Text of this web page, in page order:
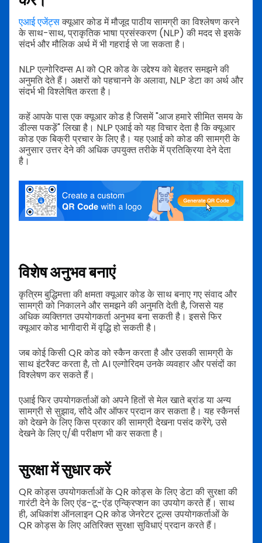
एआई एजेंट्सक्यूआर कोड में मौजूद पाठीय सामग्री का विश्लेषण करने
के साथ-साथ, प्राकृतिक भाषा प्रसंस्करण (NLP) की मदद से इसके
संदर्भ और मौलिक अर्थ में भी गहराई से जा सकता है।
NLP एल्गोरिदम्स AI को QR कोड के उद्देश्य को बेहतर समझने की
अनुमति देते हैं। अक्षरों को पहचानने के अलावा, NLP डेटा का अर्थ और
संदर्भ भी विश्लेषित करता है।
कहें आपके पास एक क्यूआर कोड है जिसमें "आज हमारे सीमित समय के
डील्स पकड़ें" लिखा है। NLP एआई को यह विचार देता है कि क्यूआर
कोड एक बिक्री प्रचार के लिए है। यह एआई को कोड की सामग्री के
अनुसार उत्तर देने की अधिक उपयुक्त तरीके में प्रतिक्रिया देने देता
है।
विशेष अनुभव बनाएं
कृत्रिम बुद्धिमत्ता की क्षमता क्यूआर कोड के साथ बनाए गए संवाद और
सामग्री को निकालने और समझने की अनुमति देती है, जिससे यह
अधिक व्यक्तिगत उपयोगकर्ता अनुभव बना सकती है। इससे फिर
क्यूआर कोड भागीदारी में वृद्धि हो सकती है।
जब कोई किसी QR कोड को स्कैन करता है और उसकी सामग्री के
साथ इंटरैक्ट करता है, तो AI एल्गोरिदम उनके व्यवहार और पसंदों का
विश्लेषण कर सकते हैं।
एआई फिर उपयोगकर्ताओं को अपने हितों से मेल खाते ब्रांड या अन्य
सामग्री से सुझाव, सौदे और ऑफर प्रदान कर सकता है। यह स्कैनर्स
को देखने के लिए किस प्रकार की सामग्री देखना पसंद करेंगे, उसे
देखने के लिए ए/बी परीक्षण भी कर सकता है।
सुरक्षा में सुधार करें
QR कोड्स उपयोगकर्ताओं के QR कोड्स के लिए डेटा की सुरक्षा की
गारंटी देने के लिए एंड-टू-एंड एन्क्रिप्शन का उपयोग करते हैं। साथ
ही, अधिकांश ऑनलाइन QR कोड जेनरेटर टूल्स उपयोगकर्ताओं के
QR कोड्स के लिए अतिरिक्त सुरक्षा सुविधाएं प्रदान करते हैं।